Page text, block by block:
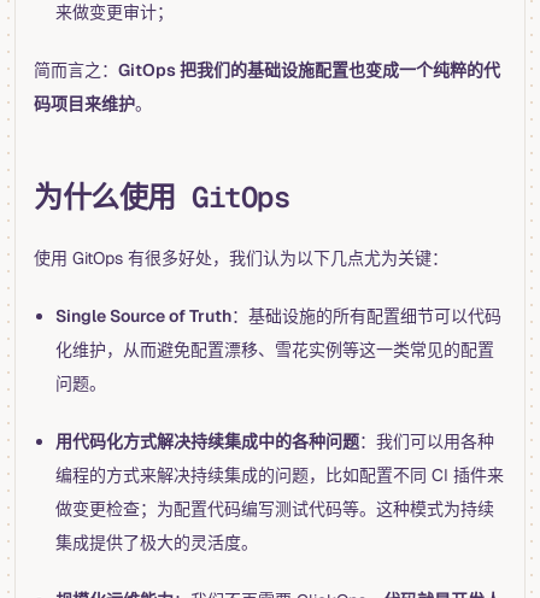
来做变更审计；
简而言之： GitOps 把我们的基础设施配置也变成一个纯粹的代
码项目来维护。
为什么使用 GitOps
使用 GitOps 有很多好处，我们认为以下几点尤为关键：
Single Source of Truth：基础设施的所有配置细节可以代码
化维护，从而避免配置漂移、雪花实例等这一类常见的配置
问题。
用代码化方式解决持续集成中的各种问题：我们可以用各种
编程的方式来解决持续集成的问题，比如配置不同 CI 插件来
做变更检查；为配置代码编写测试代码等。这种模式为持续
集成提供了极大的灵活度。